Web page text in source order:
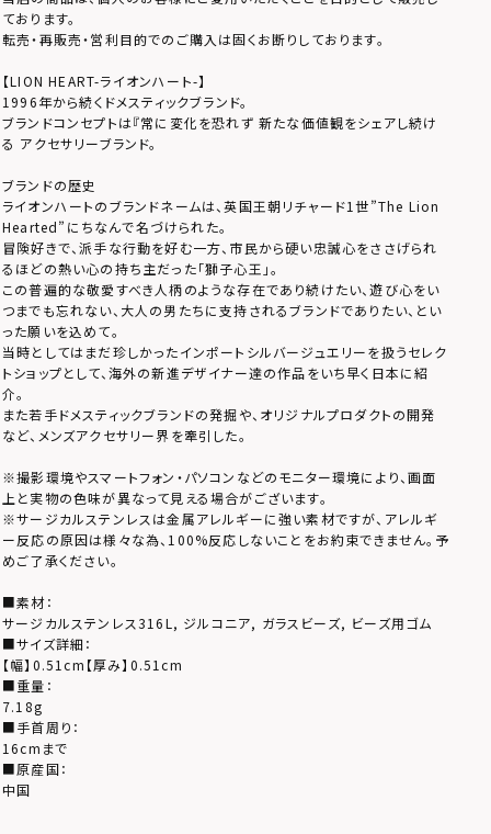
ております。
転売・再販売・営利目的でのご購入は固くお断りしております。
【LION HEART-ライオンハート-】
1996年から続くドメスティックブランド。
ブランドコンセプトは『常に変化を恐れず 新たな価値観をシェアし続け
る アクセサリーブランド。
ブランドの歴史
ライオンハートのブランドネームは、英国王朝リチャード1世”The Lion
Hearted”にちなんで名づけられた。
冒険好きで、派手な行動を好む一方、市民から硬い忠誠心をささげられ
るほどの熱い心の持ち主だった「獅子心王」。
この普遍的な敬愛すべき人柄のような存在であり続けたい、遊び心をい
つまでも忘れない、大人の男たちに支持されるブランドでありたい、とい
った願いを込めて。
当時としてはまだ珍しかったインポートシルバージュエリーを扱うセレク
トショップとして、海外の新進デザイナー達の作品をいち早く日本に紹
介。
また若手ドメスティックブランドの発掘や、オリジナルプロダクトの開発
など、メンズアクセサリー界を牽引した。
※撮影環境やスマートフォン・パソコンなどのモニター環境により、画面
上と実物の色味が異なって見える場合がございます。
※サージカルステンレスは金属アレルギーに強い素材ですが、アレルギ
ー反応の原因は様々な為、100%反応しないことをお約束できません。予
めご了承ください。
■素材：
サージカルステンレス316L, ジルコニア, ガラスビーズ, ビーズ用ゴム
■サイズ詳細：
【幅】0.51cm【厚み】0.51cm
■重量：
7.18g
■手首周り：
16cmまで
■原産国：
中国